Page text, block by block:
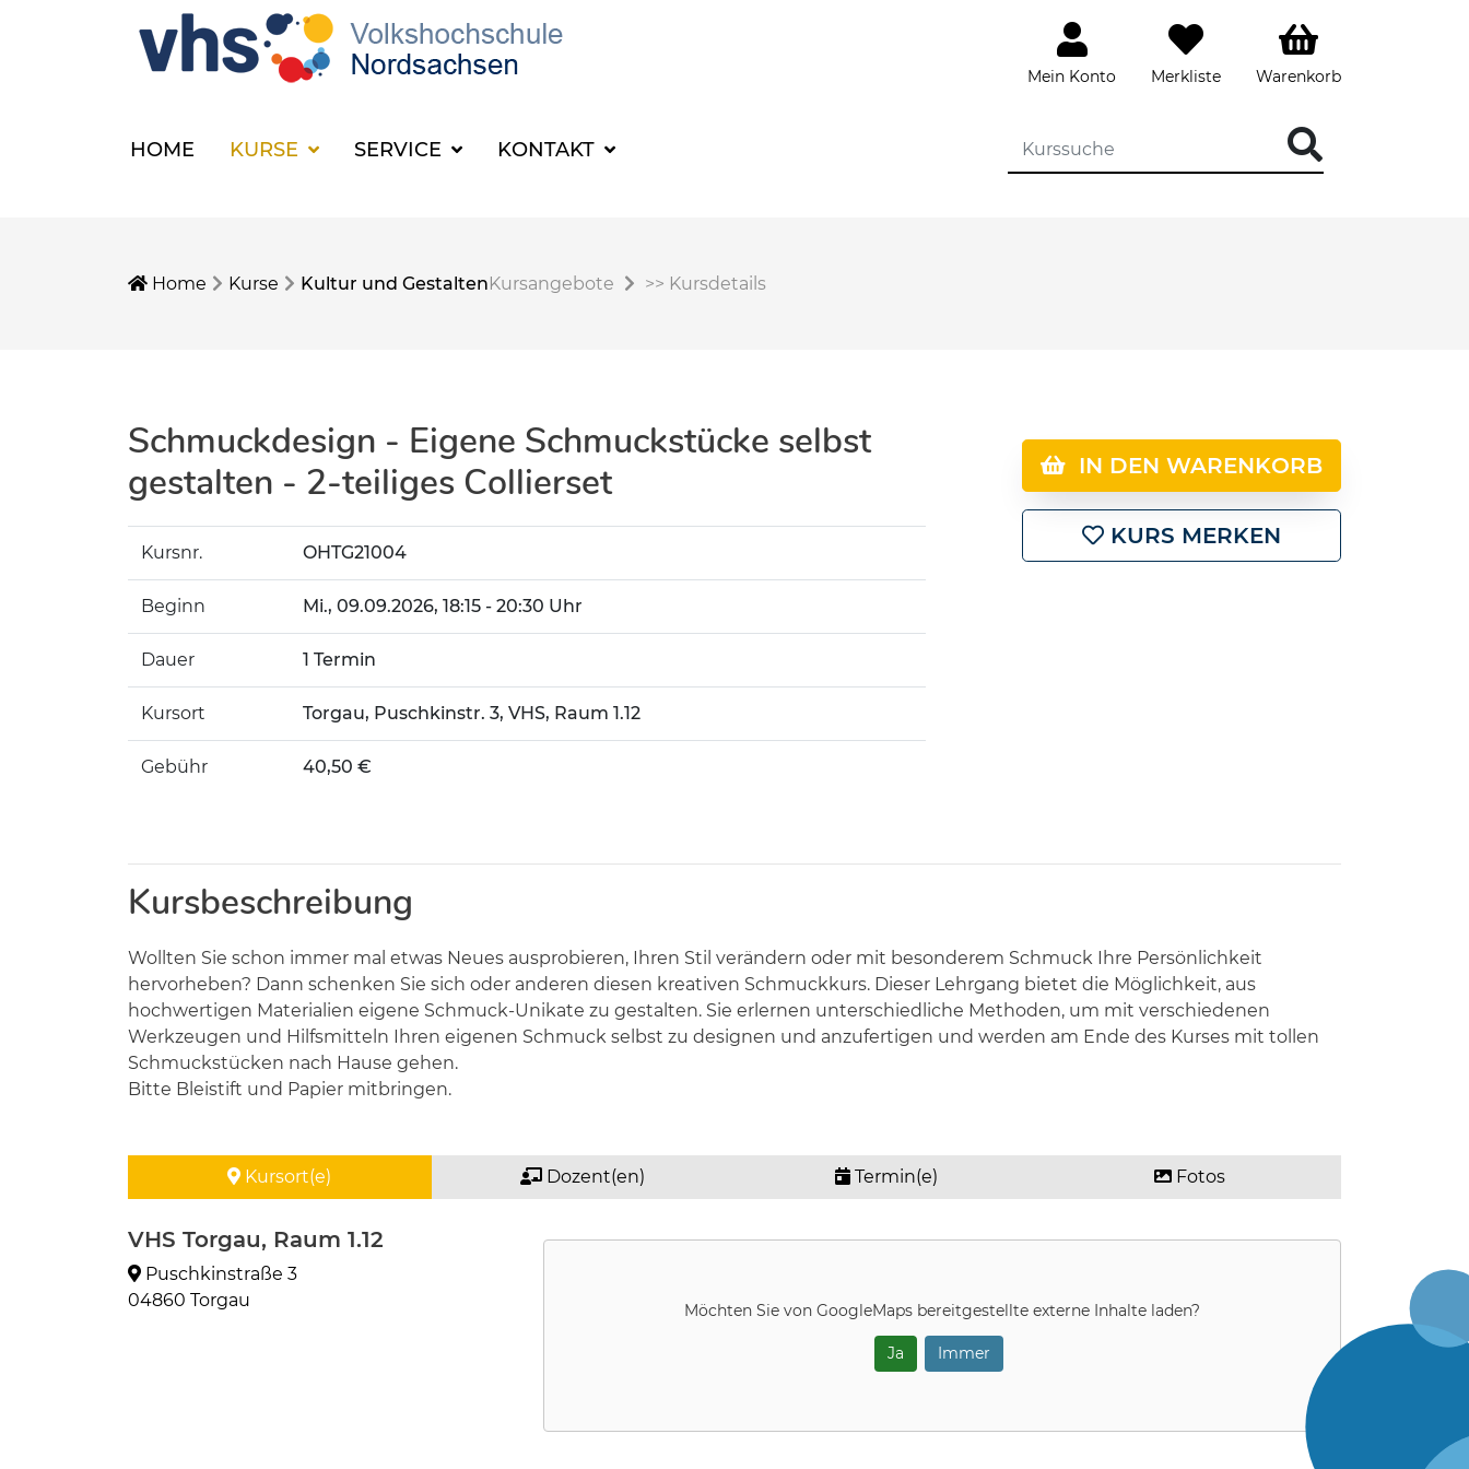
Mein Konto Merkliste Warenkorb
HOME KURSE SERVICE KONTAKT
Home Kurse Kultur und GestaltenKursangebote >> Kursdetails
Schmuckdesign - Eigene Schmuckstücke selbst
gestalten - 2-teiliges Collierset
Kursnr. OHTG21004
Beginn Mi., 09.09.2026, 18:15 - 20:30 Uhr
Dauer 1 Termin
Kursort Torgau, Puschkinstr. 3, VHS, Raum 1.12
Gebühr 40,50 €
IN DEN WARENKORB
KURS MERKEN
Kursbeschreibung
Wollten Sie schon immer mal etwas Neues ausprobieren, Ihren Stil verändern oder mit besonderem Schmuck Ihre Persönlichkeit
hervorheben? Dann schenken Sie sich oder anderen diesen kreativen Schmuckkurs. Dieser Lehrgang bietet die Möglichkeit, aus
hochwertigen Materialien eigene Schmuck-Unikate zu gestalten. Sie erlernen unterschiedliche Methoden, um mit verschiedenen
Werkzeugen und Hilfsmitteln Ihren eigenen Schmuck selbst zu designen und anzufertigen und werden am Ende des Kurses mit tollen
Schmuckstücken nach Hause gehen.
Bitte Bleistift und Papier mitbringen.
Kursort(e) Dozent(en) Termin(e) Fotos
VHS Torgau, Raum 1.12
Puschkinstraße 3
04860 Torgau
Möchten Sie von GoogleMaps bereitgestellte externe Inhalte laden?
Ja Immer